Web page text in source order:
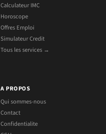
Calculateur IMC
Horoscope
Offres Emploi
Simulateur Credit
Tous les services →
A PROPOS
Qui sommes-nous
Contact
Confidentialite